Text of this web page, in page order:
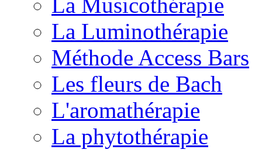
La Luminothérapie
Méthode Access Bars
Les fleurs de Bach
L'aromathérapie
La phytothérapie